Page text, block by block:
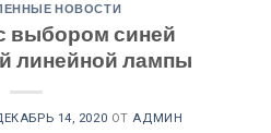
НОВОСТИ
выбором синей
линейной лампы
14, 2020 ОТАДМИН